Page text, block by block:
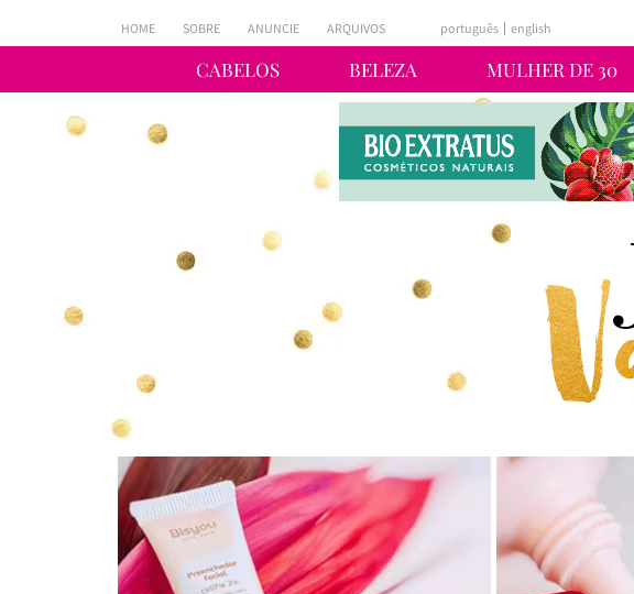
CABELOS BELEZA MULHER DE 30
HOME SOBRE ANUNCIE ARQUIVOS português english